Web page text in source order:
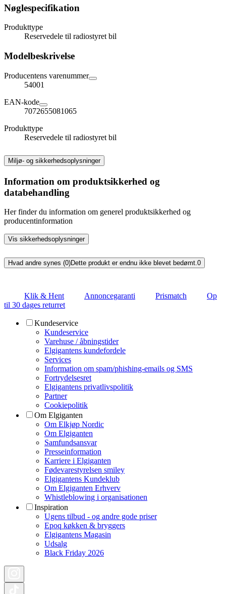
Nøglespecifikation
Produkttype
Reservedele til radiostyret bil
Modelbeskrivelse
Producentens varenummer
54001
EAN-kode
7072655081065
Produkttype
Reservedele til radiostyret bil
Miljø- og sikkerhedsoplysninger
Information om produktsikkerhed og
databehandling
Her finder du information om generel produktsikkerhed og
producentinformation
Vis sikkerhedsoplysninger
Hvad andre synes (0)Dette produkt er endnu ikke blevet bedømt.0
Klik & Hent Annoncegaranti Prismatch
Op
til 30 dages returret
Kundeservice
Kundeservice
Varehuse / åbningstider
Elgigantens kundefordele
Services
Information om spam/phishing-emails og SMS
Fortrydelsesret
Elgigantens privatlivspolitik
Partner
Cookiepolitik
Om Elgiganten
Om Elkjøp Nordic
Om Elgiganten
Samfundsansvar
Presseinformation
Karriere i Elgiganten
Fødevarestyrelsen smiley
Elgigantens Kundeklub
Om Elgiganten Erhverv
Whistleblowing i organisationen
Inspiration
Ugens tilbud - og andre gode priser
Epoq køkken & bryggers
Elgigantens Magasin
Udsalg
Black Friday 2026